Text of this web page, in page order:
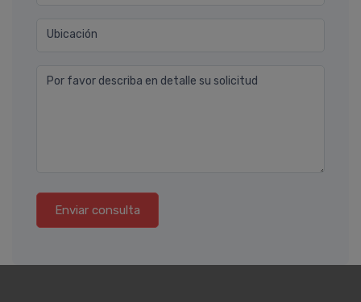
Ubicación
Por favor describa en detalle su solicitud
Enviar consulta